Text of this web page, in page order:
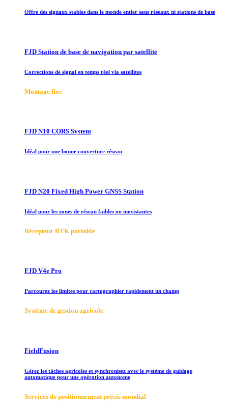
Offre des signaux stables dans le monde entier sans réseaux ni stations de base
FJD Station de base de navigation par satellite
Corrections de signal en temps réel via satellites
Montage fixe
FJD N10 CORS System
Idéal pour une bonne couverture réseau
FJD N20 Fixed High Power GNSS Station
Idéal pour les zones de réseau faibles ou inexistantes
Récepteur RTK portable
FJD V4e Pro
Parcourez les limites pour cartographier rapidement un champ
Système de gestion agricole
FieldFusion
Gérez les tâches agricoles et synchronisez avec le système de guidage
automatique pour une opération autonome
Services de positionnement précis mondial